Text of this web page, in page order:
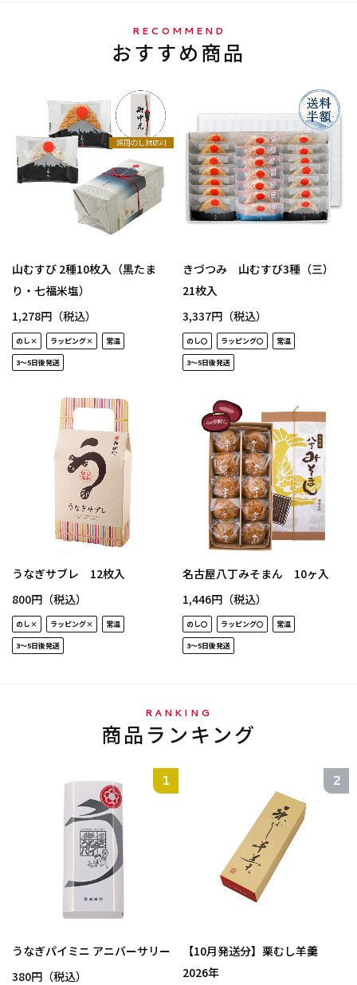
RECOMMEND
おすすめ商品
山むすび 2種10枚入（黒たま
り・七福米塩）
1,278円（税込）
のし× ラッピング× 常温
3～5日後発送
きづつみ 山むすび3種（三）
21枚入
3,337円（税込）
のし〇 ラッピング〇 常温
3～5日後発送
うなぎサブレ 12枚入
800円（税込）
のし× ラッピング× 常温
3～5日後発送
名古屋八丁みそまん 10ヶ入
1,446円（税込）
のし〇 ラッピング〇 常温
3～5日後発送
RANKING
商品ランキング
うなぎパイミニ アニバーサリー
380円（税込）
【10月発送分】栗むし羊羹
2026年